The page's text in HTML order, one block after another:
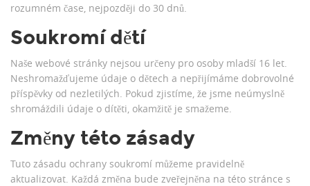
rozumném čase, nejpozději do 30 dnů.
Soukromí dětí
Naše webové stránky nejsou určeny pro osoby mladší 16 let.
Neshromažďujeme údaje o dětech a nepřijímáme dobrovolné
příspěvky od nezletilých. Pokud zjistíme, že jsme neúmyslně
shromáždili údaje o dítěti, okamžitě je smažeme.
Změny této zásady
Tuto zásadu ochrany soukromí můžeme pravidelně
aktualizovat. Každá změna bude zveřejněna na této stránce s